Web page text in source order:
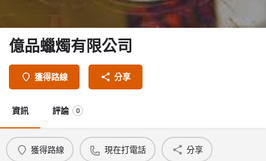
億品蠟燭有限公司
獲得路線 分享
資訊 評論 0
獲得路線 現在打電話 分享